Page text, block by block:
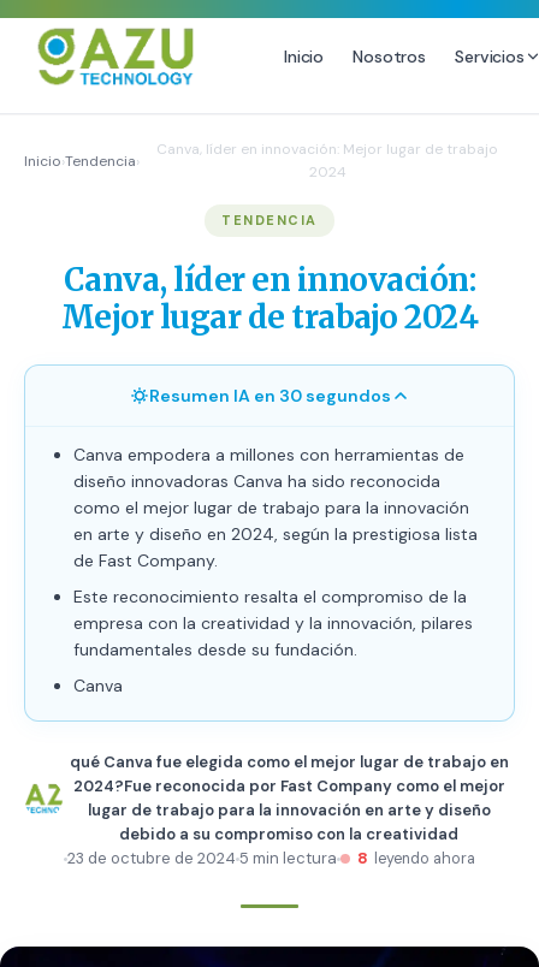
Inicio Nosotros Servicios
Email Marketing y SMS
Growth Youtube ↗
Inicio›Tendencia›
Canva, líder en innovación: Mejor lugar de trabajo
2024
TENDENCIA
Canva, líder en innovación:
Mejor lugar de trabajo 2024
Resumen IA en 30 segundos
Canva empodera a millones con herramientas de
diseño innovadoras Canva ha sido reconocida
como el mejor lugar de trabajo para la innovación
en arte y diseño en 2024, según la prestigiosa lista
de Fast Company.
Este reconocimiento resalta el compromiso de la
empresa con la creatividad y la innovación, pilares
fundamentales desde su fundación.
Canva
qué Canva fue elegida como el mejor lugar de trabajo en
2024?Fue reconocida por Fast Company como el mejor
lugar de trabajo para la innovación en arte y diseño
debido a su compromiso con la creatividad
23 de octubre de 2024 5 min lectura 8 leyendo ahora